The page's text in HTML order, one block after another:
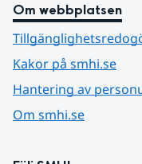
Om webbplatsen
Kakor på smhi.se
Hantering av
Om smhi.se